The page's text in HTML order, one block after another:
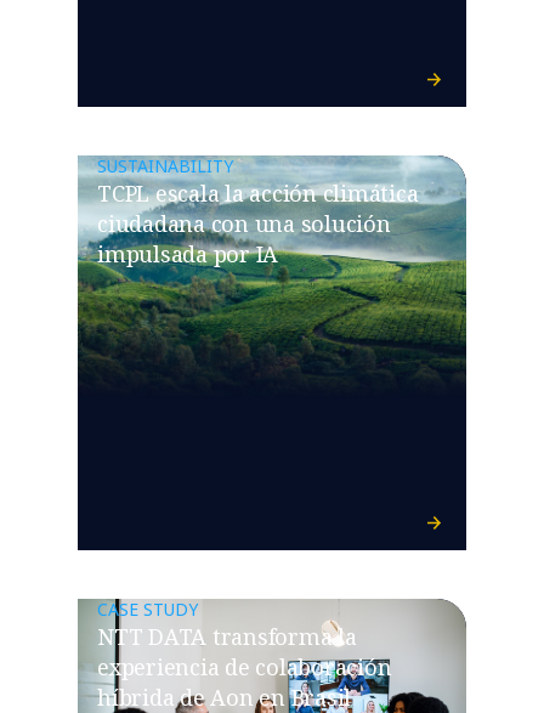
SUSTAINABILITY
TCPL escala la acción climática
ciudadana con una solución
impulsada por IA
CASE STUDY
NTT DATA transforma la
experiencia de colaboración
híbrida de Aon en Brasil